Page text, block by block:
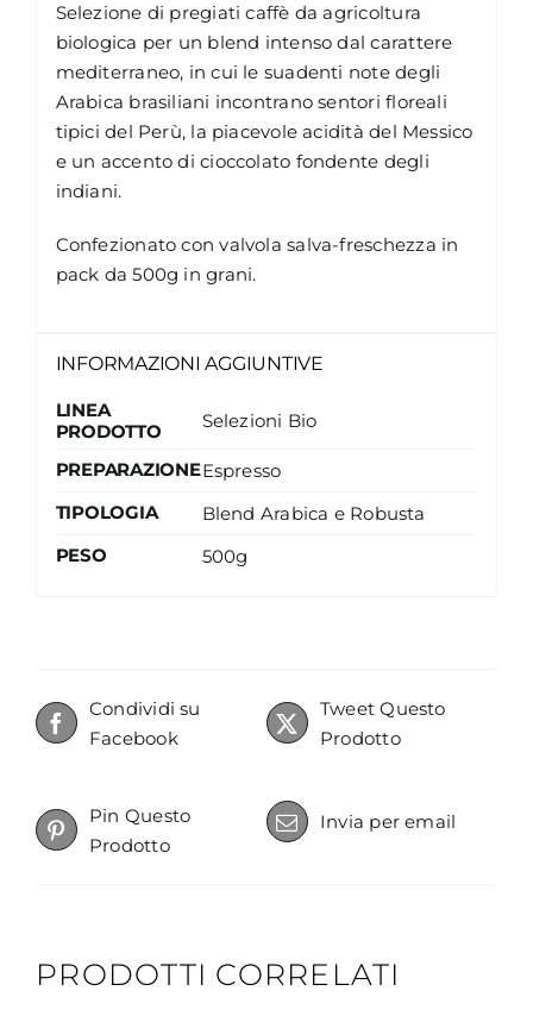
Selezione di pregiati caffè da agricoltura
biologica per un blend intenso dal carattere
mediterraneo, in cui le suadenti note degli
Arabica brasiliani incontrano sentori floreali
tipici del Perù, la piacevole acidità del Messico
e un accento di cioccolato fondente degli
indiani.
Confezionato con valvola salva-freschezza in
pack da 500g in grani.
INFORMAZIONI AGGIUNTIVE
LINEA
PRODOTTO
Selezioni Bio
PREPARAZIONEEspresso
TIPOLOGIA
Blend Arabica e Robusta
PESO
500g
Condividi su
Facebook
Tweet Questo
Prodotto
Pin Questo
Prodotto
Invia per email
PRODOTTI CORRELATI